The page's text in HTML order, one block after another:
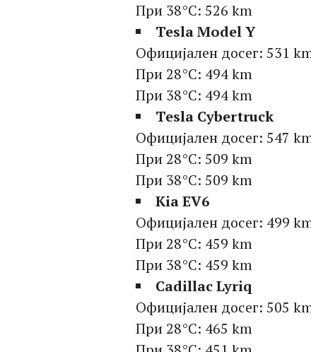
При 38°C: 526 km
Tesla Model Y
Официјален досег: 531
При 28°C: 494 km
При 38°C: 494 km
Tesla Cybertruck
Официјален досег: 547
При 28°C: 509 km
При 38°C: 509 km
Kia EV6
Официјален досег: 499
При 28°C: 459 km
При 38°C: 459 km
Cadillac Lyriq
Официјален досег: 505
При 28°C: 465 km